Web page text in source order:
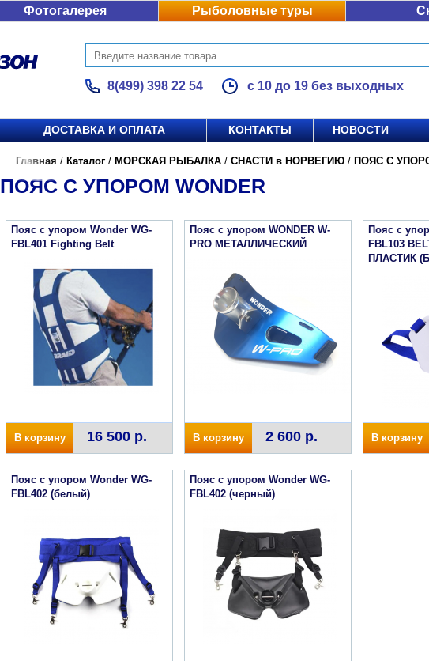
Фотогалерея Рыболовные туры
8(499) 398 22 54 с 10 до 19 без выходных
ДОСТАВКА И ОПЛАТА КОНТАКТЫ НОВОСТИ
Главная / Каталог / МОРСКАЯ РЫБАЛКА / СНАСТИ в НОРВЕГИЮ / ПОЯС С
ПОЯС С УПОРОМ WONDER
Пояс с упором Wonder WG-
FBL401 Fighting Belt
В корзину 16 500 р.
Пояс с упором WONDER W-
PRO МЕТАЛЛИЧЕСКИЙ
В корзину 2 600 р.
Пояс с
FBL103
ПЛАСТИК
В корзину
Пояс с упором Wonder WG-
FBL402 (белый)
Пояс с упором Wonder WG-
FBL402 (черный)